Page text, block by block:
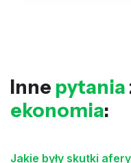
Inne pytania
ekonomia:
Jakie były skutki